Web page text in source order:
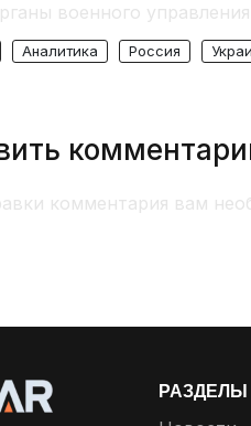
военного
Аналитика Россия
комментария вам
РАЗДЕЛЫ